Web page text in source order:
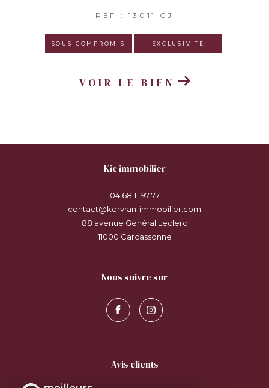
REF : 13011 CJ
SOUS-COMPROMIS EXCLUSIVITÉ
VOIR LE BIEN
kic immobilier
04 68 11 97 77
contact@kervran-immobilier.com
88 avenue Général Leclerc
11000
carcassonne
nous suivre sur
avis clients